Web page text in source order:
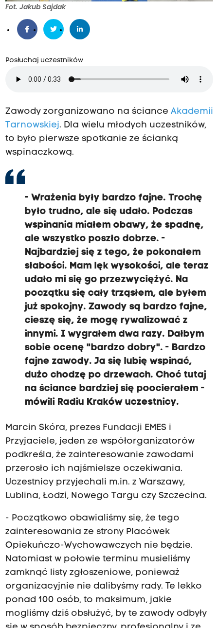
Fot. Jakub Sajdak
Posłuchaj uczestników
Zawody zorganizowano na ściance Akademii
Tarnowskiej. Dla wielu młodych uczestników,
to było pierwsze spotkanie ze ścianką
wspinaczkową.
- Wrażenia były bardzo fajne. Trochę
było trudno, ale się udało. Podczas
wspinania miałem obawy, że spadnę,
ale wszystko poszło dobrze. -
Najbardziej się z tego, że pokonałem
słabości. Mam lęk wysokości, ale teraz
udało mi się go przezwyciężyć. Na
początku się cały trząsłem, ale byłem
już spokojny. Zawody są bardzo fajne,
cieszę się, że mogę rywalizować z
innymi. I wygrałem dwa razy. Dałbym
sobie ocenę "bardzo dobry". - Bardzo
fajne zawody. Ja się lubię wspinać,
dużo chodzę po drzewach. Choć tutaj
na ściance bardziej się poocierałem -
mówili Radiu Kraków uczestnicy.
Marcin Skóra, prezes Fundacji EMES i
Przyjaciele, jeden ze współorganizatorów
podkreśla, że zainteresowanie zawodami
przerosło ich najśmielsze oczekiwania.
Uczestnicy przyjechali m.in. z Warszawy,
Lublina, Łodzi, Nowego Targu czy Szczecina.
- Początkowo obawialiśmy się, że tego
zainteresowania ze strony Placówek
Opiekuńczo-Wychowawczych nie będzie.
Natomiast w połowie terminu musieliśmy
zamknąć listy zgłoszeniowe, ponieważ
organizacyjnie nie dalibyśmy rady. Te lekko
ponad 100 osób, to maksimum, jakie
mogliśmy dziś obsłużyć, by te zawody odbyły